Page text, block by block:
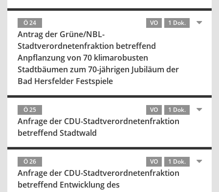
Ö 24 VO 1 Dok.
Antrag der Grüne/NBL-
Stadtverordnetenfraktion betreffend
Anpflanzung von 70 klimarobusten
Stadtbäumen zum 70-jährigen Jubiläum der
Bad Hersfelder Festspiele
Ö 25 VO 1 Dok.
Anfrage der CDU-Stadtverordnetenfraktion
betreffend Stadtwald
Ö 26 VO 1 Dok.
Anfrage der CDU-Stadtverordnetenfraktion
betreffend Entwicklung des